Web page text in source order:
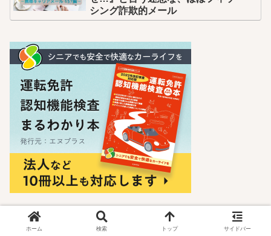
シング詐欺的メール
ホーム 検索 トップ サイドバー